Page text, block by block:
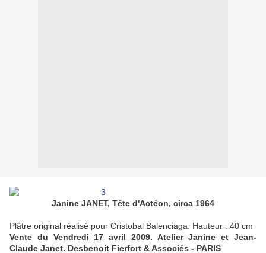
Janine JANET, Tête d'Actéon, circa 1964
Plâtre original réalisé pour Cristobal Balenciaga. Hauteur : 40 cm
Vente du Vendredi 17 avril 2009. Atelier Janine et Jean-
Claude Janet. Desbenoit Fierfort & Associés - PARIS